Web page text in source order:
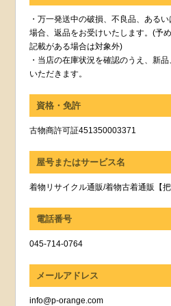
・万一発送中の破損、不良品、ある
場合、返品をお受けいたします。(予
記載がある場合は対象外)
・当店の在庫状況を確認のうえ、新
いただきます。
資格・免許
古物商許可証451350003371
屋号またはサービス名
着物リサイクル通販/着物古着通販【把
電話番号
045-714-0764
メールアドレス
info@p-orange.com